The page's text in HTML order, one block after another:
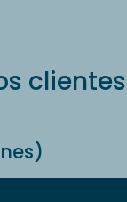
clientes